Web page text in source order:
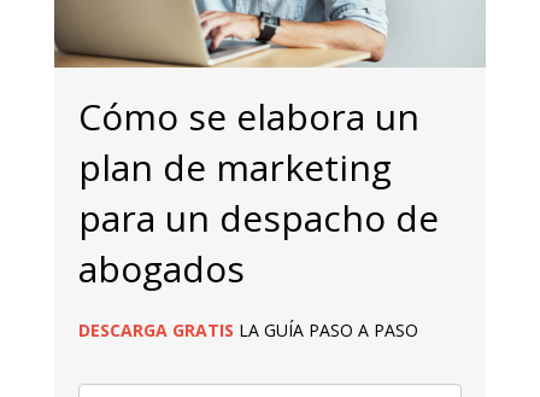
Cómo se elabora un
plan de marketing
para un despacho de
abogados
DESCARGA GRATIS LA GUÍA PASO A PASO